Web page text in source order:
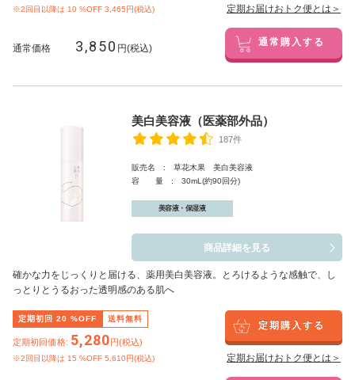
※2回目以降は 10 %OFF 3,465円(税込) 定期お届けおトク便とは＞
通常価格 3,850 円(税込) 通常購入する
美白美容液（医薬部外品）
187件
販売名 : 草花木果 美白美容液
容 量 : 30mL(約90回分)
美容液・保湿液
商品詳細を見る
確かな力をじっくりと届ける、薬用美白美容液。とろけるような感触で、し
っとりとうるおった透明感のある肌へ
定期初回 20 %OFF 送料無料
定期初回価格: 5,280円(税込)
※2回目以降は 15 %OFF 5,610円(税込)
定期購入する
定期お届けおトク便とは＞